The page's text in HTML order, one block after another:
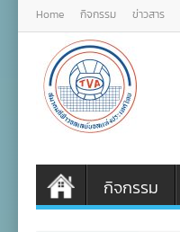
Home กิจกรรม ข่าวสาร
กิจกรรม